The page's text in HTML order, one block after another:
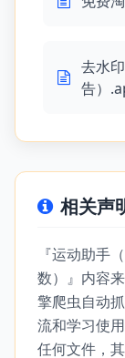
去水
告）
相关声
『运动助手
数）』内容
擎爬虫自动
流和学习使
任何文件，